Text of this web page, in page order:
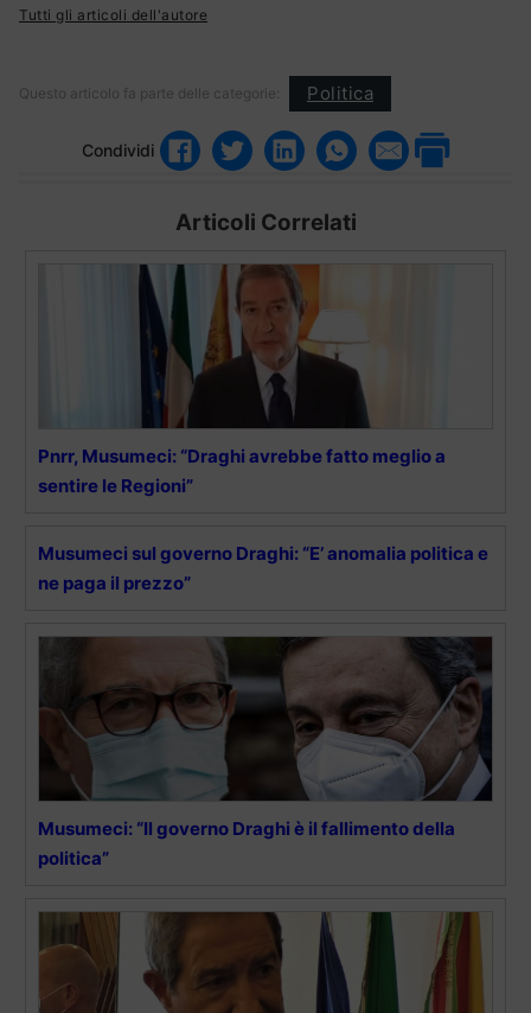
Tutti gli articoli dell'autore
Questo articolo fa parte delle categorie: Politica
Condividi
Articoli Correlati
Pnrr, Musumeci: “Draghi avrebbe fatto meglio a
sentire le Regioni”
Musumeci sul governo Draghi: “E’ anomalia politica e
ne paga il prezzo”
Musumeci: “Il governo Draghi è il fallimento della
politica”